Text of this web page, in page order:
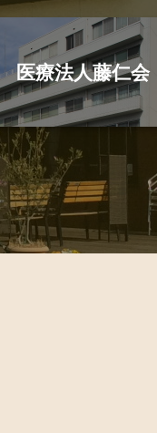
医療法人藤仁会